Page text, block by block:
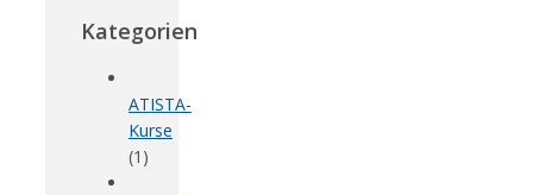
Kategorien
ATISTA-
Kurse
(1)